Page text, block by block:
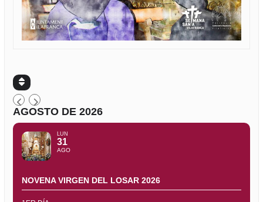
AGOSTO DE 2026
LUN
31
AGO
NOVENA VIRGEN DEL LOSAR 2026